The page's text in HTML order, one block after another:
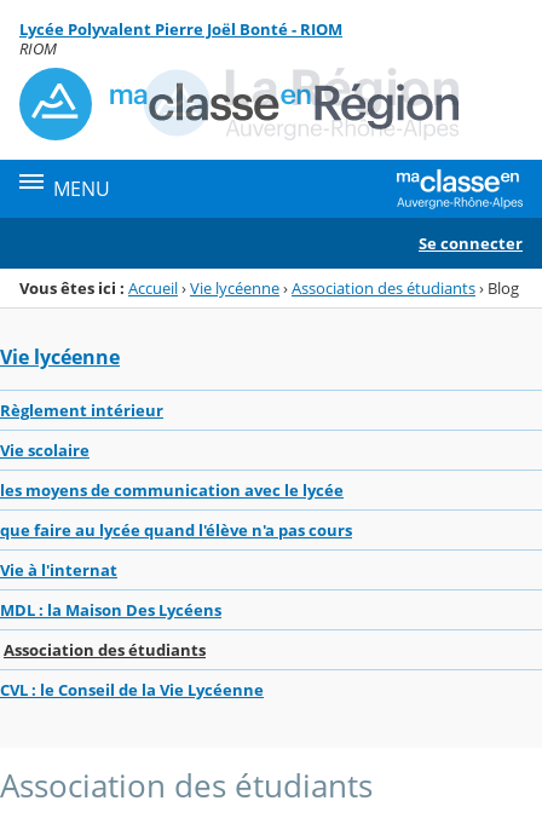
Menu de la rubrique
Contenu
Lycée Polyvalent Pierre Joël Bonté - RIOM
RIOM
MENU
Se connecter
Vous êtes ici : Accueil›Vie lycéenne›Association des étudiants› Blog
Vie lycéenne
Règlement intérieur
Vie scolaire
les moyens de communication avec le lycée
que faire au lycée quand l'élève n'a pas cours
Vie à l'internat
MDL : la Maison Des Lycéens
Association des étudiants
CVL : le Conseil de la Vie Lycéenne
Association des étudiants